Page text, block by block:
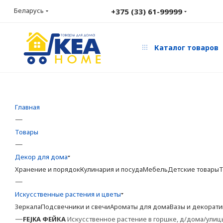
Беларусь +375 (33) 61-99999
Каталог товаров
Главная
—
Товары
—
Декор для дома
Хранение и порядокКулинария и посудаМебельДетские товары
—
Искусственные растения и цветы
ЗеркалаПодсвечники и свечиАроматы для домаВазы и
—FEJKA ФЕЙКАИскусственное растение в горшке, д/дома/